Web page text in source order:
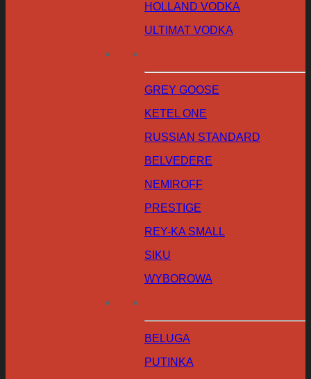
HOLLAND VODKA
ULTIMAT VODKA
GREY GOOSE
KETEL ONE
RUSSIAN STANDARD
BELVEDERE
NEMIROFF
PRESTIGE
REY-KA SMALL
SIKU
WYBOROWA
BELUGA
PUTINKA